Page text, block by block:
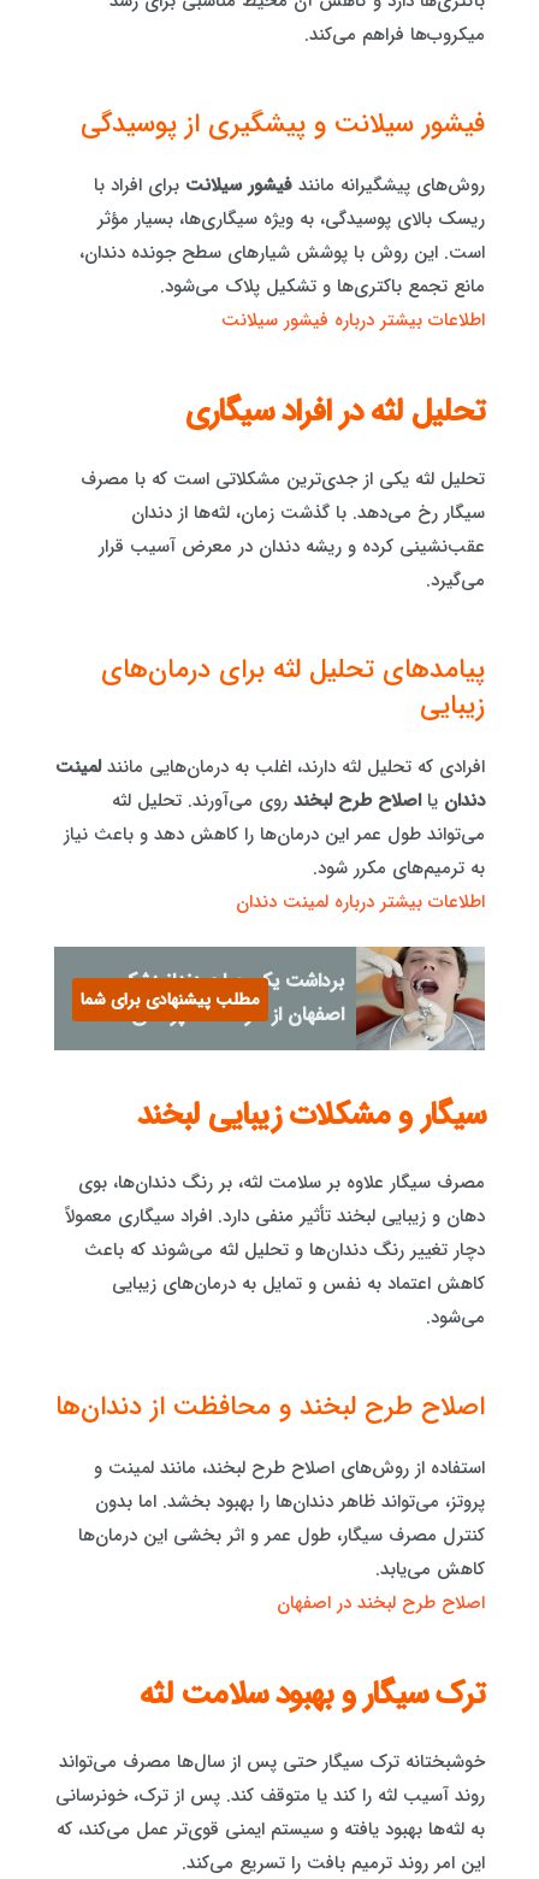
میکروب‌ها فراهم می‌کند.
فیشور سیلانت و پیشگیری از پوسیدگی
روش‌های پیشگیرانه مانند فیشور سیلانت برای افراد با
ریسک بالای پوسیدگی، به ویژه سیگاری‌ها، بسیار مؤثر
است. این روش با پوشش شیارهای سطح جونده دندان،
مانع تجمع باکتری‌ها و تشکیل پلاک می‌شود.
اطلاعات بیشتر درباره فیشور سیلانت
تحلیل لثه در افراد سیگاری
تحلیل لثه یکی از جدی‌ترین مشکلاتی است که با مصرف
سیگار رخ می‌دهد. با گذشت زمان، لثه‌ها از دندان
عقب‌نشینی کرده و ریشه دندان در معرض آسیب قرار
می‌گیرد.
پیامدهای تحلیل لثه برای درمان‌های
زیبایی
افرادی که تحلیل لثه دارند، اغلب به درمان‌هایی مانندلمینت
دندان یااصلاح طرح لبخند روی می‌آورند. تحلیل لثه
می‌تواند طول عمر این درمان‌ها را کاهش دهد و باعث نیاز
به ترمیم‌های مکرر شود.
اطلاعات بیشتر درباره لمینت دندان
برداشت یک جراح دندانپزشک
اصفهان از حرفه دندانپزشکی
مطلب پیشنهادی برای شما
سیگار و مشکلات زیبایی لبخند
مصرف سیگار علاوه بر سلامت لثه، بر رنگ دندان‌ها، بوی
دهان و زیبایی لبخند تأثیر منفی دارد. افراد سیگاری معمولاً
دچار تغییر رنگ دندان‌ها و تحلیل لثه می‌شوند که باعث
کاهش اعتماد به نفس و تمایل به درمان‌های زیبایی
می‌شود.
اصلاح طرح لبخند و محافظت از دندان‌ها
استفاده از روش‌های اصلاح طرح لبخند، مانند لمینت و
پروتز، می‌تواند ظاهر دندان‌ها را بهبود بخشد. اما بدون
کنترل مصرف سیگار، طول عمر و اثر بخشی این درمان‌ها
کاهش می‌یابد.
اصلاح طرح لبخند در اصفهان
ترک سیگار و بهبود سلامت لثه
خوشبختانه ترک سیگار حتی پس از سال‌ها مصرف می‌تواند
روند آسیب لثه را کند یا متوقف کند. پس از ترک، خونرسانی
به لثه‌ها بهبود یافته و سیستم ایمنی قوی‌تر عمل می‌کند، که
این امر روند ترمیم بافت را تسریع می‌کند.